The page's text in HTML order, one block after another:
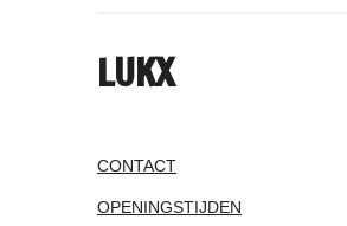
LUKX
CONTACT
OPENINGSTIJDEN